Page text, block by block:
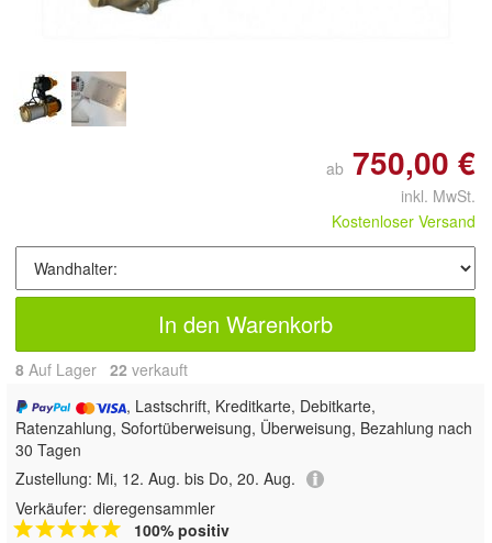
ab 750,00 €
inkl. MwSt.
Kostenloser Versand
In den Warenkorb
8 Auf Lager 22 verkauft
, Lastschrift, Kreditkarte, Debitkarte,
Ratenzahlung, Sofortüberweisung, Überweisung, Bezahlung nach
30 Tagen
Zustellung: Mi, 12. Aug. bis Do, 20. Aug.
Verkäufer: dieregensammler
100% positiv